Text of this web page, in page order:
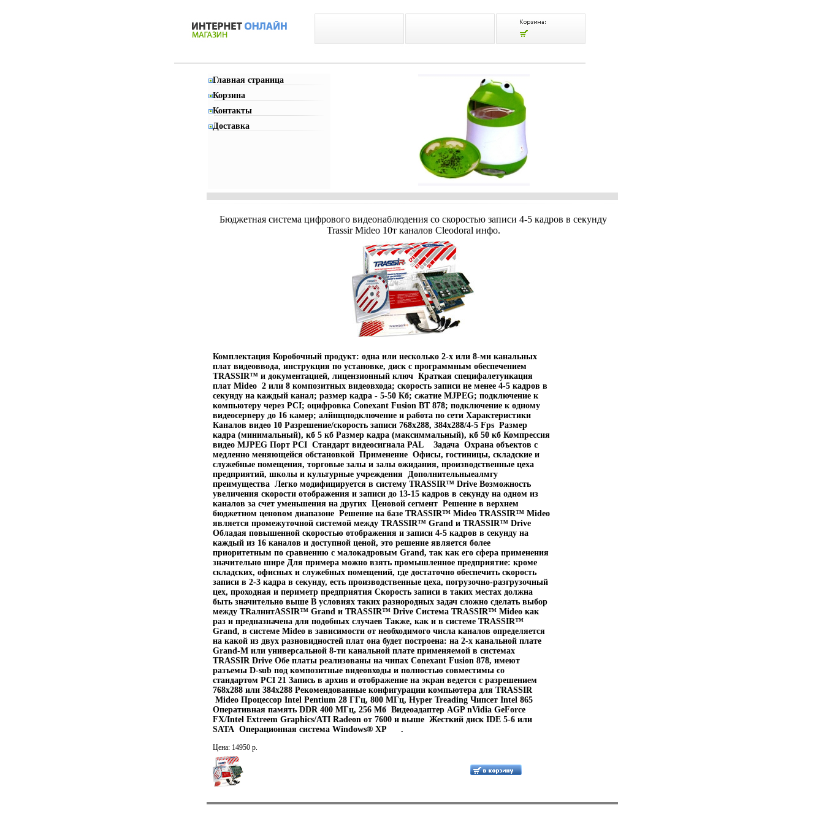
Главная страница
Корзина
Контакты
Доставка
Бюджетная система цифрового видеонаблюдения со скоростью записи 4-5 кадров в секунду
Trassir Mideo 10т каналов Cleodoral инфо.
Комплектация Коробочный продукт: одна или несколько 2-х или 8-ми канальных
плат видеоввода, инструкция по установке, диск с программным обеспечением
TRASSIR™ и документацией, лицензионный ключ Краткая специфалетуикация
плат Mideo 2 или 8 композитных видеовхода; скорость записи не менее 4-5 кадров в
секунду на каждый канал; размер кадра - 5-50 Кб; сжатие MJPEG; подключение к
компьютеру через PCI; оцифровка Conexant Fusion BT 878; подключение к одному
видеосерверу до 16 камер; алйнщподключение и работа по сети Характеристики
Каналов видео 10 Разрешение/скорость записи 768x288, 384х288/4-5 Fps Размер
кадра (минимальный), кб 5 кб Размер кадра (максиммальный), кб 50 кб Компрессия
видео MJPEG Порт PCI Стандарт видеосигнала PAL Задача Охрана объектов с
медленно меняющейся обстановкой Применение Офисы, гостиницы, складские и
служебные помещения, торговые залы и залы ожидания, производственные цеха
предприятий, школы и культурные учреждения Дополнительныеалмгу
преимущества Легко модифицируется в систему TRASSIR™ Drive Возможность
увеличения скорости отображения и записи до 13-15 кадров в секунду на одном из
каналов за счет уменьшения на других Ценовой сегмент Решение в верхнем
бюджетном ценовом диапазоне Решение на базе TRASSIR™ Mideo TRASSIR™ Mideo
является промежуточной системой между TRASSIR™ Grand и TRASSIR™ Drive
Обладая повышенной скоростью отображения и записи 4-5 кадров в секунду на
каждый из 16 каналов и доступной ценой, это решение является более
приоритетным по сравнению с малокадровым Grand, так как его сфера применения
значительно шире Для примера можно взять промышленное предприятие: кроме
складских, офисных и служебных помещений, где достаточно обеспечить скорость
записи в 2-3 кадра в секунду, есть производственные цеха, погрузочно-разгрузочный
цех, проходная и периметр предприятия Скорость записи в таких местах должна
быть значительно выше В условиях таких разнородных задач сложно сделать выбор
между TRалннтASSIR™ Grand и TRASSIR™ Drive Система TRASSIR™ Mideo как
раз и предназначена для подобных случаев Также, как и в системе TRASSIR™
Grand, в системе Mideo в зависимости от необходимого числа каналов определяется
на какой из двух разновидностей плат она будет построена: на 2-х канальной плате
Grand-M или универсальной 8-ти канальной плате применяемой в системах
TRASSIR Drive Обе платы реализованы на чипах Conexant Fusion 878, имеют
разъемы D-sub под композитные видеовходы и полностью совместимы со
стандартом PCI 21 Запись в архив и отображение на экран ведется с разрешением
768x288 или 384х288 Рекомендованные конфигурации компьютера для TRASSIR
Mideo Процессор Intel Pentium 28 ГГц, 800 МГц, Hyper Treading Чипсет Intel 865
Оперативная память DDR 400 МГц, 256 Мб Видеоадаптер AGP nVidia GeForce
FX/Intel Extreem Graphics/ATI Radeon от 7600 и выше Жесткий диск IDE 5-6 или
SATA Операционная система Windows® XP .
Цена: 14950 р.